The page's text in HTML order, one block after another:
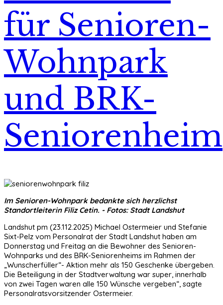
für Senioren-
Wohnpark
und BRK-
Seniorenheim
Im Senioren-Wohnpark bedankte sich herzlichst
Standortleiterin Filiz Cetin. - Fotos: Stadt Landshut
Landshut pm (23.112.2025) Michael Ostermeier und Stefanie
Sixt-Pelz vom Personalrat der Stadt Landshut haben am
Donnerstag und Freitag an die Bewohner des Senioren-
Wohnparks und des BRK-Seniorenheims im Rahmen der
„Wunscherfüller“- Aktion mehr als 150 Geschenke übergeben.
Die Beteiligung in der Stadtverwaltung war super, innerhalb
von zwei Tagen waren alle 150 Wünsche vergeben“, sagte
Personalratsvorsitzender Ostermeier.